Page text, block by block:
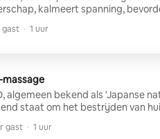
kalmeert spanning,
Deze massage is erg
gast
gast · 1 uur
massage
algemeen bekend als 'Japanse
staat om het bestrijden van
behandeling die naast een
gast
gast · 1 uur